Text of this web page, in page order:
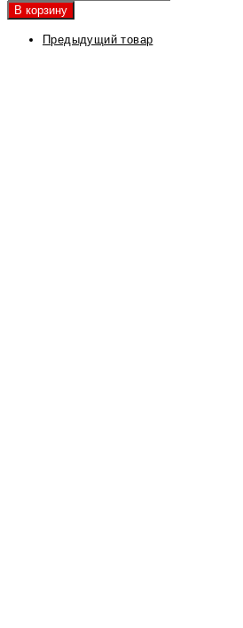
В корзину
Предыдущий товар